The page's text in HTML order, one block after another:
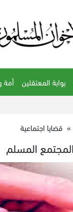
بوابة المعتقلين أمة
» قضايا اجتماعية